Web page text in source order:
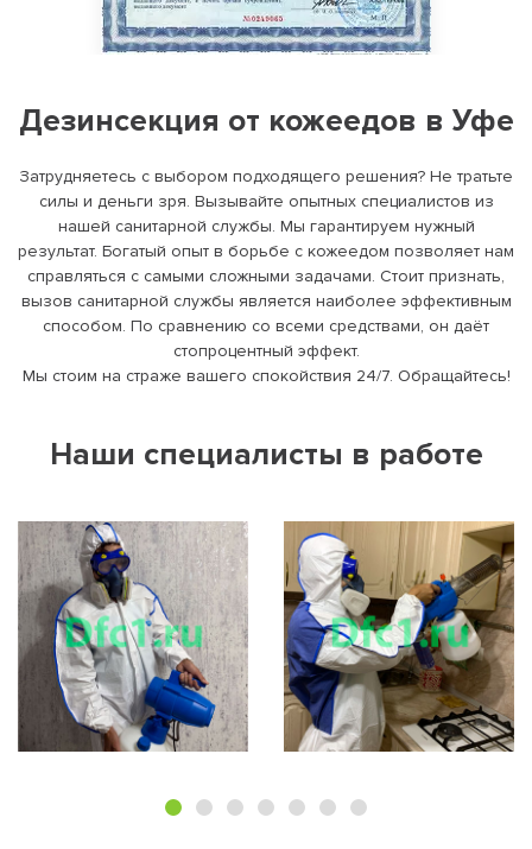
Дезинсекция от кожеедов в Уфе
Затрудняетесь с выбором подходящего решения? Не тратьте
силы и деньги зря. Вызывайте опытных специалистов из
нашей санитарной службы. Мы гарантируем нужный
результат. Богатый опыт в борьбе с кожеедом позволяет нам
справляться с самыми сложными задачами. Стоит признать,
вызов санитарной службы является наиболее эффективным
способом. По сравнению со всеми средствами, он даёт
стопроцентный эффект.
Мы стоим на страже вашего спокойствия 24/7. Обращайтесь!
Наши специалисты в работе